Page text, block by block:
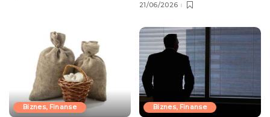
21/06/2026
Biznes, Finanse Biznes, Finanse